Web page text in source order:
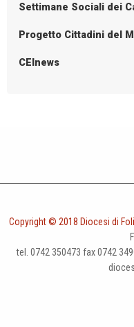
Settimane Sociali dei
Progetto Cittadini del
CEInews
Copyright © 2018 Diocesi di
tel. 0742 350473 fax 0742